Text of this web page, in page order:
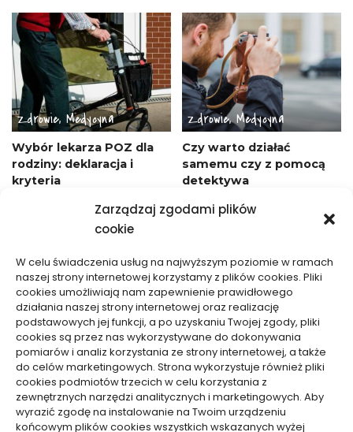
Zarządzaj zgodami plików
cookie
W celu świadczenia usług na najwyższym poziomie w ramach
naszej strony internetowej korzystamy z plików cookies. Pliki
cookies umożliwiają nam zapewnienie prawidłowego
działania naszej strony internetowej oraz realizację
podstawowych jej funkcji, a po uzyskaniu Twojej zgody, pliki
cookies są przez nas wykorzystywane do dokonywania
pomiarów i analiz korzystania ze strony internetowej, a także
do celów marketingowych. Strona wykorzystuje również pliki
cookies podmiotów trzecich w celu korzystania z
zewnętrznych narzędzi analitycznych i marketingowych. Aby
wyrazić zgodę na instalowanie na Twoim urządzeniu
końcowym plików cookies wszystkich wskazanych wyżej
Zdrowie, Medycyna
Wybór lekarza POZ dla
rodziny: deklaracja i
kryteria
Zdrowie, Medycyna
Czy warto działać
samemu czy z pomocą
detektywa
05/12/2025
Zdrowie, Medycyna
Jakie badania dostępne
są u okulisty
16/10/2025
Zdrowie, Medycyna
Wynajem drukarek i
kserokopiarek – kiedy
może się opłacać
15/10/2025